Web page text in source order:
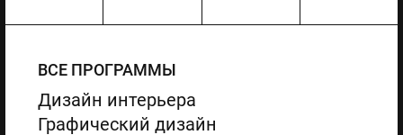
ВСЕ ПРОГРАММЫ
Дизайн интерьера
Графический дизайн